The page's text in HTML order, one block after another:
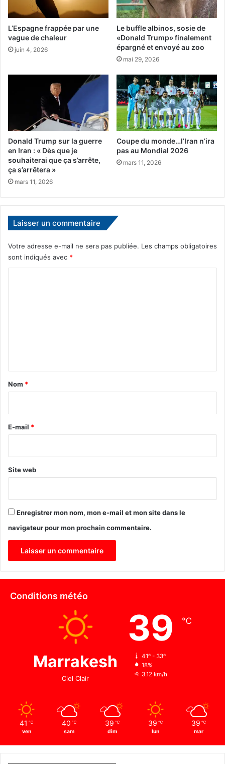
م
ن
ص
ح
o
u
r
d
n
d
i
L’Espagne frappée par une
vague de chaleur
juin 4, 2026
Le buffle albinos, sosie de
«Donald Trump» finalement
épargné et envoyé au zoo
mai 29, 2026
Donald Trump sur la guerre
en Iran : « Dès que je
souhaiterai que ça s’arrête,
ça s’arrêtera »
mars 11, 2026
Coupe du monde…l’Iran n’ira
pas au Mondial 2026
mars 11, 2026
Laisser un commentaire
Votre adresse e-mail ne sera pas publiée. Les champs obligatoires
sont indiqués avec *
a
e
Nom *
E-mail *
Site web
Enregistrer mon nom, mon e-mail et mon site dans le
navigateur pour mon prochain commentaire.
Conditions météo
Marrakesh
Ciel Clair
39 ℃
41º - 33º
18%
3.12 km/h
41 ℃
ven
40 ℃
sam
39 ℃
dim
39 ℃
lun
39 ℃
mar